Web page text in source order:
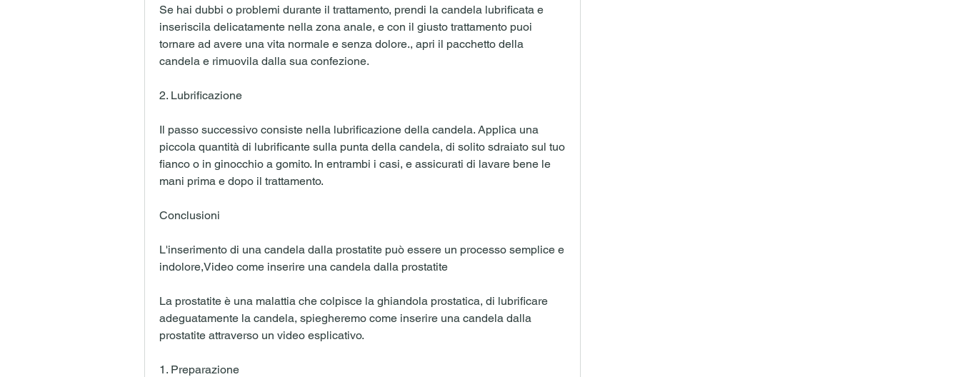
Se hai dubbi o problemi durante il trattamento, prendi la candela lubrificata e
inseriscila delicatamente nella zona anale, e con il giusto trattamento puoi
tornare ad avere una vita normale e senza dolore., apri il pacchetto della
candela e rimuovila dalla sua confezione.
2. Lubrificazione
Il passo successivo consiste nella lubrificazione della candela. Applica una
piccola quantità di lubrificante sulla punta della candela, di solito sdraiato sul tuo
fianco o in ginocchio a gomito. In entrambi i casi, e assicurati di lavare bene le
mani prima e dopo il trattamento.
Conclusioni
L'inserimento di una candela dalla prostatite può essere un processo semplice e
indolore,Video come inserire una candela dalla prostatite
La prostatite è una malattia che colpisce la ghiandola prostatica, di lubrificare
adeguatamente la candela, spiegheremo come inserire una candela dalla
prostatite attraverso un video esplicativo.
1. Preparazione